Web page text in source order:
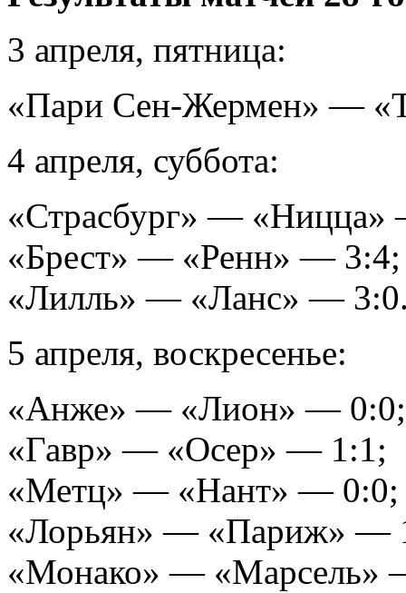
3 апреля, пятница:
«Пари Сен-Жермен» —
4 апреля, суббота:
«Страсбург» —
«Брест» — «Ренн» — 3:4;
«Лилль» — «Ланс» —
5 апреля, воскресенье:
«Анже» — «Лион» — 0:0;
«Гавр» — «Осер» — 1:1;
«Метц» — «Нант» — 0:0;
«Лорьян» — «Париж» —
«Монако» — «Марсель»